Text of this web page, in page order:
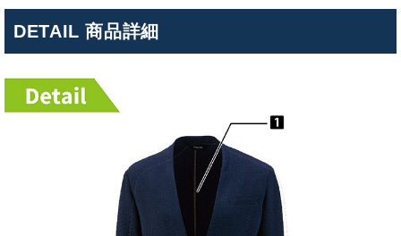
DETAIL 商品詳細